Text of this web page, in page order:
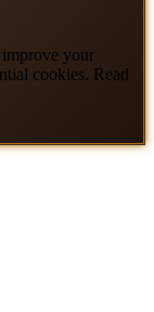
improve your
cookies. Read